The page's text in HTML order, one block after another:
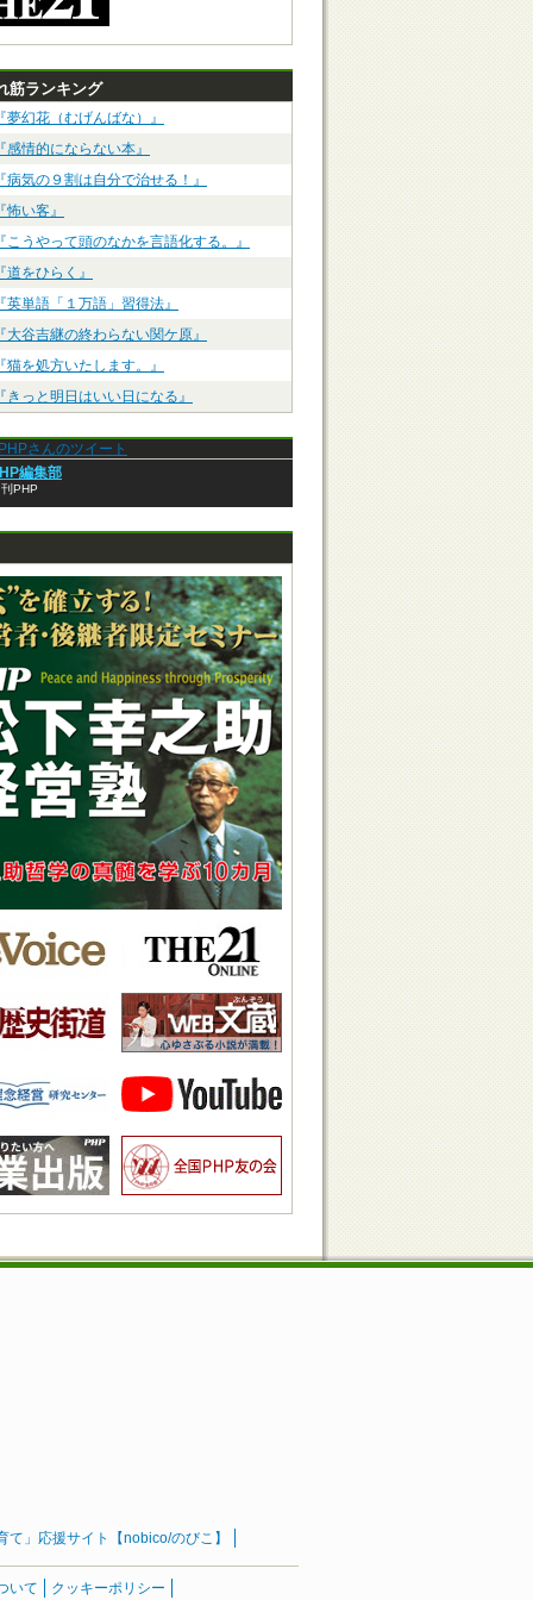
筋ランキング
夢幻花（むげんばな）』
感情的にならない本』
病気の９割は自分で治せる！』
怖い客』
こうやって頭のなかを言語化する。』
道をひらく』
英単語「１万語」習得法』
大谷吉継の終わらない関ケ原』
猫を処方いたします。』
きっと明日はいい日になる』
さんのツイート
編集部
PHP
」応援サイト【nobico/のびこ】
いて クッキーポリシー